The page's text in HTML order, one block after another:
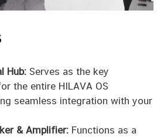
Hub:Serves as the key
the entire HILAVA OS
seamless integration with your
& Amplifier:Functions as a